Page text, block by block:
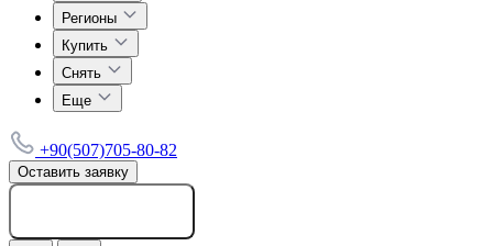
Регионы
Купить
Снять
Еще
+90(507)705-80-82
Оставить заявку